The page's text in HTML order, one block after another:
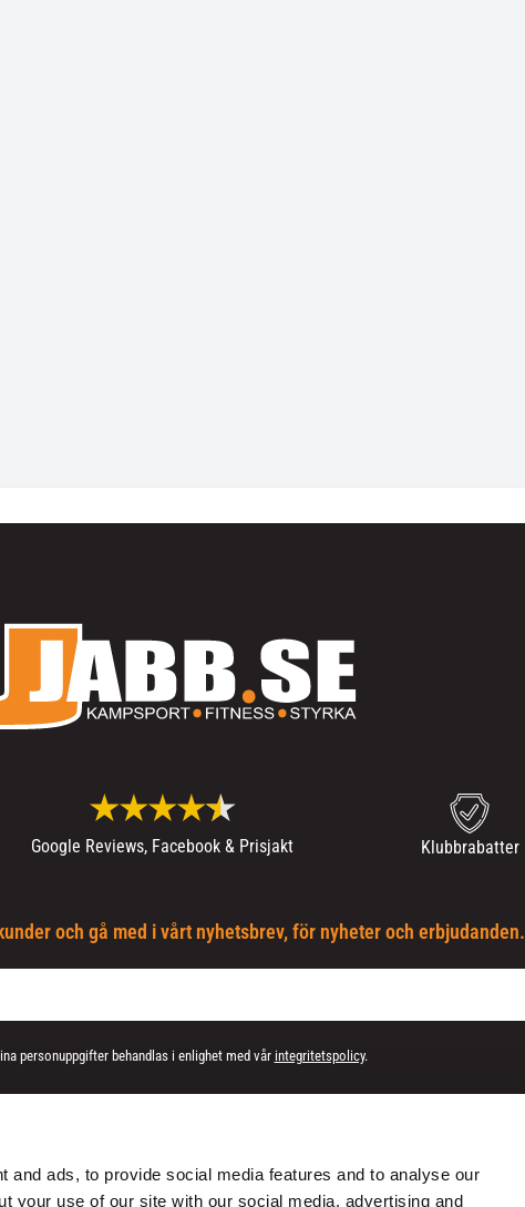
and ads, to provide social media features and to analyse our
your use of our site with our social media, advertising and
Google Reviews, Facebook & Prisjakt Klubbrabatter
och gå med i vårt nyhetsbrev, för nyheter och erbjudanden.
personuppgifter behandlas i enlighet med vår integritetspolicy.
Butiken Facebook